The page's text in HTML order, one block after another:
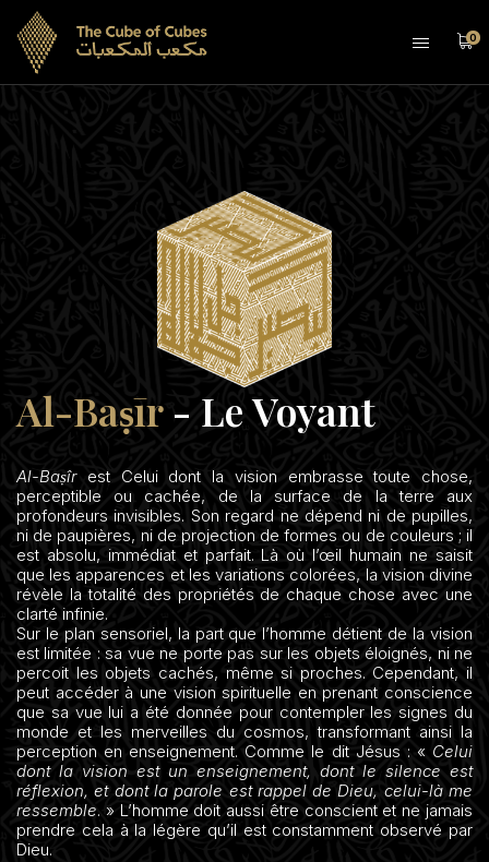
0
Al-Baṣīr - Le Voyant
Al-Baṣîrest Celui dont la vision embrasse toute chose,
perceptible ou cachée, de la surface de la terre aux
profondeurs invisibles. Son regard ne dépend ni de pupilles,
ni de paupières, ni de projection de formes ou de couleurs ; il
est absolu, immédiat et parfait. Là où l’œil humain ne saisit
que les apparences et les variations colorées, la vision divine
révèle la totalité des propriétés de chaque chose avec une
clarté infinie.
Sur le plan sensoriel, la part que l’homme détient de la vision
est limitée : sa vue ne porte pas sur les objets éloignés, ni ne
percoit les objets cachés, même si proches. Cependant, il
peut accéder à une vision spirituelle en prenant conscience
que sa vue lui a été donnée pour contempler les signes du
monde et les merveilles du cosmos, transformant ainsi la
perception en enseignement. Comme le dit Jésus : « Celui
dont la vision est un enseignement, dont le silence est
réflexion, et dont la parole est rappel de Dieu, celui-là me
ressemble. » L’homme doit aussi être conscient et ne jamais
prendre cela à la légère qu’il est constamment observé par
Dieu.